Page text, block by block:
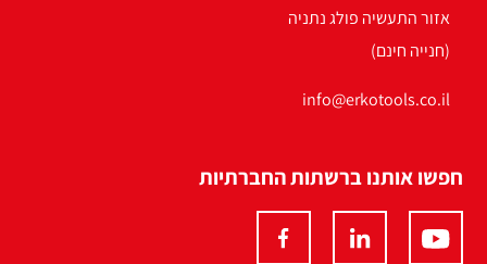
אזור התעשיה פולג נתניה
(חנייה חינם)
info@erkotools.co.il
חפשו אותנו ברשתות החברתיות